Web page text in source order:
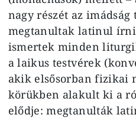
nagy részét az
megtanultak latinul
ismertek minden
a laikus testvérek
akik elsősorban fizikai
körükben alakult ki a
elődje: megtanulták